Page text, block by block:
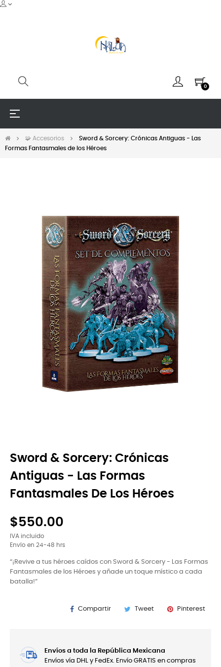
0
Navegación
☰
🧩 Accesorios
Sword & Sorcery: Crónicas Antiguas - Las
Formas Fantasmales de los Héroes
Sword & Sorcery: Crónicas
Antiguas - Las Formas
Fantasmales De Los Héroes
$550.00
IVA incluido
Envío en 24-48 hrs
“¡Revive a tus héroes caídos con Sword & Sorcery - Las Formas
Fantasmales de los Héroes y añade un toque místico a cada
batalla!”
Compartir Tweet Pinterest
Envíos a toda la República Mexicana
Envíos vía DHL y FedEx. Envío GRATIS en compras